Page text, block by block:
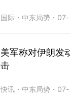
国际 ・ 中东局势 ・
美军称对伊朗发
击
快讯 ・ 中东局势 ・